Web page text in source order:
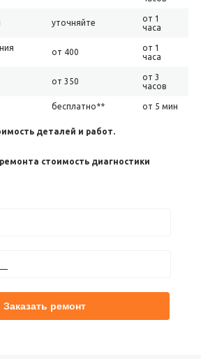
уточняйте
от 1
часа
от 400
от 1
часа
от 350
от 3
часов
бесплатно** от 5 мин
деталей и работ.
стоимость диагностики